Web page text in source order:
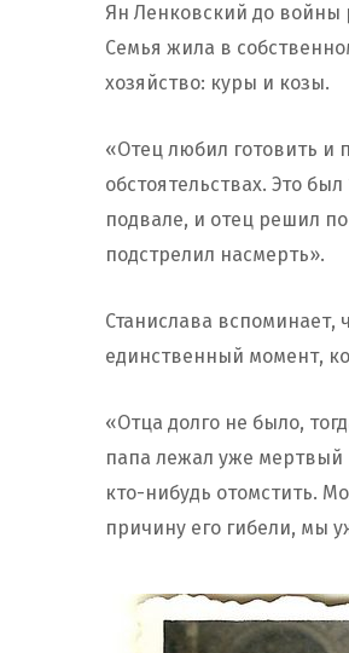
Ян Ленковский до войны
Семья жила в
хозяйство: куры и козы.
«Отец любил готовить и
обстоятельствах. Это
подвале, и отец решил
подстрелил насмерть».
Станислава вспоминает,
единственный момент,
«Отца долго не было,
папа лежал уже мертвый
кто-нибудь отомстить.
причину его гибели, мы